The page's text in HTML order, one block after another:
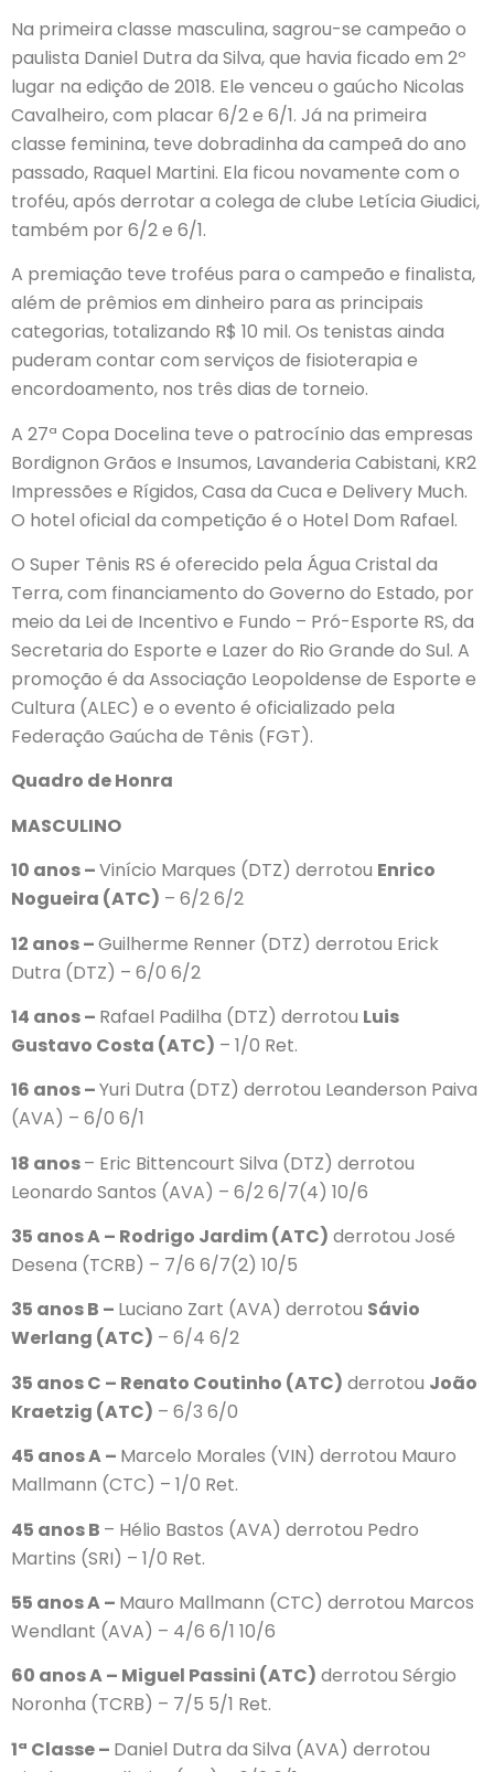
Na primeira classe masculina, sagrou-se campeão o
paulista Daniel Dutra da Silva, que havia ficado em 2º
lugar na edição de 2018. Ele venceu o gaúcho Nicolas
Cavalheiro, com placar 6/2 e 6/1. Já na primeira
classe feminina, teve dobradinha da campeã do ano
passado, Raquel Martini. Ela ficou novamente com o
troféu, após derrotar a colega de clube Letícia Giudici,
também por 6/2 e 6/1.
A premiação teve troféus para o campeão e finalista,
além de prêmios em dinheiro para as principais
categorias, totalizando R$ 10 mil. Os tenistas ainda
puderam contar com serviços de fisioterapia e
encordoamento, nos três dias de torneio.
A 27ª Copa Docelina teve o patrocínio das empresas
Bordignon Grãos e Insumos, Lavanderia Cabistani, KR2
Impressões e Rígidos, Casa da Cuca e Delivery Much.
O hotel oficial da competição é o Hotel Dom Rafael.
O Super Tênis RS é oferecido pela Água Cristal da
Terra, com financiamento do Governo do Estado, por
meio da Lei de Incentivo e Fundo – Pró-Esporte RS, da
Secretaria do Esporte e Lazer do Rio Grande do Sul. A
promoção é da Associação Leopoldense de Esporte e
Cultura (ALEC) e o evento é oficializado pela
Federação Gaúcha de Tênis (FGT).
Quadro de Honra
MASCULINO
10 anos –Vinício Marques (DTZ) derrotou Enrico
Nogueira (ATC) – 6/2 6/2
12 anos –Guilherme Renner (DTZ) derrotou Erick
Dutra (DTZ) – 6/0 6/2
14 anos – Rafael Padilha (DTZ) derrotou Luis
Gustavo Costa (ATC) – 1/0 Ret.
16 anos –Yuri Dutra (DTZ) derrotou Leanderson Paiva
(AVA) – 6/0 6/1
18 anos– Eric Bittencourt Silva (DTZ) derrotou
Leonardo Santos (AVA) – 6/2 6/7(4) 10/6
35 anos A – Rodrigo Jardim (ATC) derrotou José
Desena (TCRB) – 7/6 6/7(2) 10/5
35 anos B – Luciano Zart (AVA) derrotou Sávio
Werlang (ATC) – 6/4 6/2
35 anos C – Renato Coutinho (ATC) derrotou João
Kraetzig (ATC) – 6/3 6/0
45 anos A – Marcelo Morales (VIN) derrotou Mauro
Mallmann (CTC) – 1/0 Ret.
45 anos B – Hélio Bastos (AVA) derrotou Pedro
Martins (SRI) – 1/0 Ret.
55 anos A – Mauro Mallmann (CTC) derrotou Marcos
Wendlant (AVA) – 4/6 6/1 10/6
60 anos A – Miguel Passini (ATC) derrotou Sérgio
Noronha (TCRB) – 7/5 5/1 Ret.
1ª Classe – Daniel Dutra da Silva (AVA) derrotou